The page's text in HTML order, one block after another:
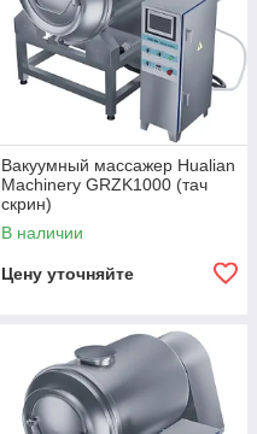
Вакуумный массажер Hualian
Machinery GRZK1000 (тач
скрин)
В наличии
Цену уточняйте